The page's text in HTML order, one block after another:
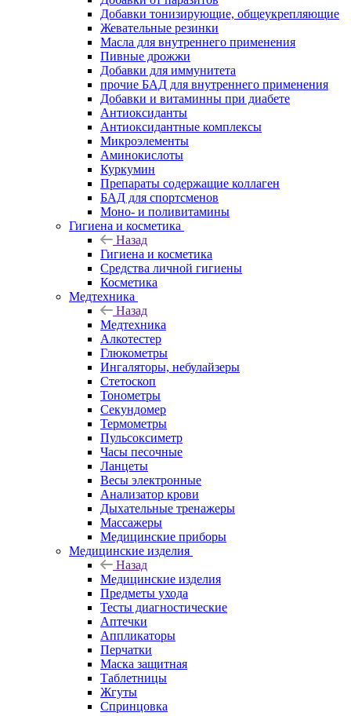
Добавки тонизирующие, общеукрепляющие
Жевательные резинки
Масла для внутреннего применения
Пивные дрожжи
Добавки для иммунитета
прочие БАД для внутреннего применения
Добавки и витаминны при диабете
Антиоксиданты
Антиоксидантные комплексы
Микроэлементы
Аминокислоты
Куркумин
Препараты содержащие коллаген
БАД для спортсменов
Моно- и поливитамины
Гигиена и косметика
Назад
Гигиена и косметика
Средства личной гигиены
Косметика
Медтехника
Назад
Медтехника
Алкотестер
Глюкометры
Ингаляторы, небулайзеры
Стетоскоп
Тонометры
Секундомер
Термометры
Пульсоксиметр
Часы песочные
Ланцеты
Весы электронные
Анализатор крови
Дыхательные тренажеры
Массажеры
Медицинские приборы
Медицинские изделия
Назад
Медицинские изделия
Предметы ухода
Тесты диагностические
Аптечки
Аппликаторы
Перчатки
Маска защитная
Таблетницы
Жгуты
Спринцовка